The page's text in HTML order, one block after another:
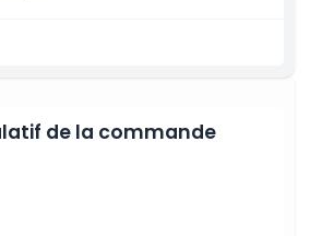
de la commande